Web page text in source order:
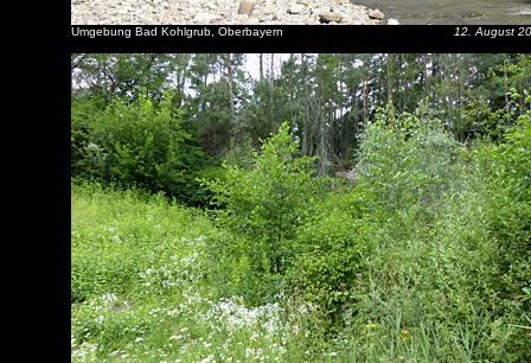
Umgebung Bad Kohlgrub, Oberbayern 12. August